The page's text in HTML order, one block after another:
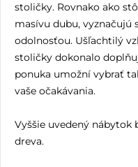
stoličky. Rovnako ako
masívu dubu, vyznačujú
odolnosťou. Ušľachtilý
stoličky dokonalo
ponuka umožní vybrať
vaše očakávania.
Vyššie uvedený nábytok
dreva.